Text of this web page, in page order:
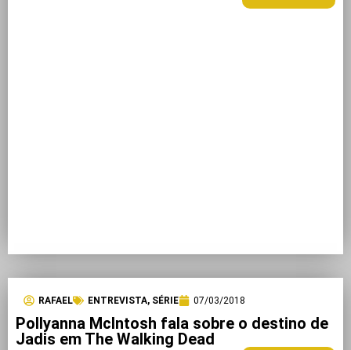
RAFAEL ENTREVISTA, SÉRIE 07/03/2018
Pollyanna McIntosh fala sobre o destino de
Jadis em The Walking Dead